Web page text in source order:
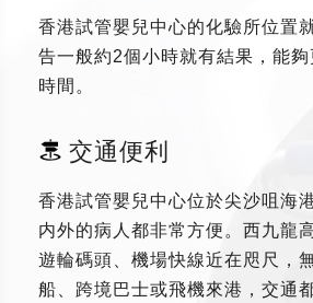
香港試管嬰兒中心的化驗所位置
告一般約2個小時就有結果，能
時間。
交通便利
香港試管嬰兒中心位於尖沙咀海
内外的病人都非常方便。西九龍
遊輪碼頭、機場快線近在咫尺，
船、跨境巴士或飛機來港，交通